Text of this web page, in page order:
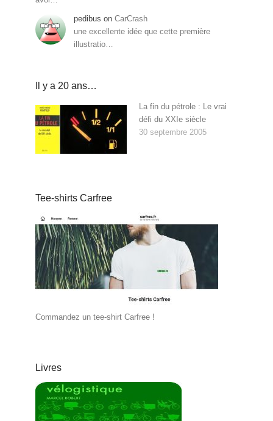
pedibus on CarCrash
une excellente idée que cette première
illustratio…
Il y a 20 ans…
La fin du pétrole : Le vrai
défi du XXIe siècle
30 septembre 2005
Tee-shirts Carfree
Commandez un tee-shirt Carfree !
Livres